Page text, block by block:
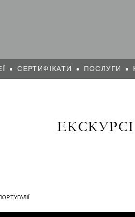
СЕРТИФІКАТИ ПОСЛУГИ